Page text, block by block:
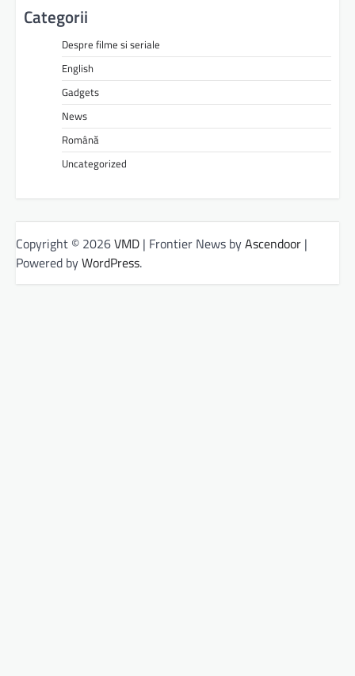
Categorii
Despre filme si seriale
English
Gadgets
News
Română
Uncategorized
Copyright © 2026VMD | Frontier News byAscendoor |
Powered byWordPress.